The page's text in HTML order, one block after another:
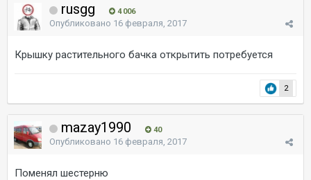
rusgg 4 006
Опубликовано 16 февраля, 2017
Крышку растительного бачка открытить потребуется
2
mazay1990 40
Опубликовано 16 февраля, 2017
Поменял шестерню